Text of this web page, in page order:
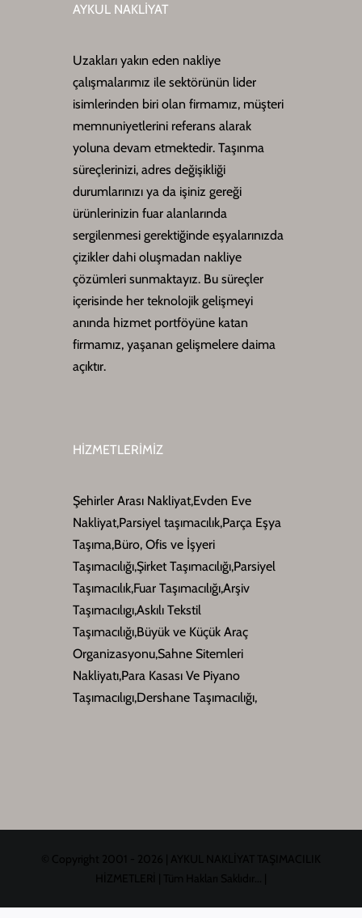
AYKUL NAKLİYAT
Uzakları yakın eden nakliye
çalışmalarımız ile sektörünün lider
isimlerinden biri olan firmamız, müşteri
memnuniyetlerini referans alarak
yoluna devam etmektedir. Taşınma
süreçlerinizi, adres değişikliği
durumlarınızı ya da işiniz gereği
ürünlerinizin fuar alanlarında
sergilenmesi gerektiğinde eşyalarınızda
çizikler dahi oluşmadan nakliye
çözümleri sunmaktayız. Bu süreçler
içerisinde her teknolojik gelişmeyi
anında hizmet portföyüne katan
firmamız, yaşanan gelişmelere daima
açıktır.
HİZMETLERİMİZ
Şehirler Arası Nakliyat,Evden Eve
Nakliyat,Parsiyel taşımacılık,Parça Eşya
Taşıma,Büro, Ofis ve İşyeri
Taşımacılığı,Şirket Taşımacılığı,Parsiyel
Taşımacılık,Fuar Taşımacılığı,Arşiv
Taşımacılıgı,Askılı Tekstil
Taşımacılığı,Büyük ve Küçük Araç
Organizasyonu,Sahne Sitemleri
Nakliyatı,Para Kasası Ve Piyano
Taşımacılıgı,Dershane Taşımacılığı,